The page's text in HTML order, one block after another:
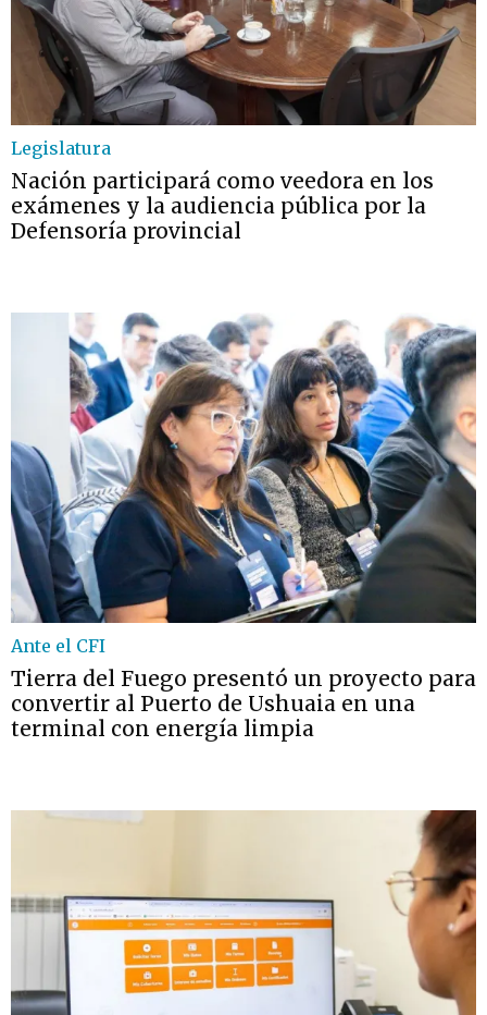
Legislatura
Nación participará como veedora en los
exámenes y la audiencia pública por la
Defensoría provincial
Ante el CFI
Tierra del Fuego presentó un proyecto para
convertir al Puerto de Ushuaia en una
terminal con energía limpia